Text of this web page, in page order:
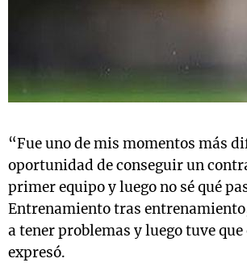
“Fue uno de mis momentos más
oportunidad de conseguir un
primer equipo y luego no sé qué
Entrenamiento tras
a tener problemas y luego tuve
expresó.